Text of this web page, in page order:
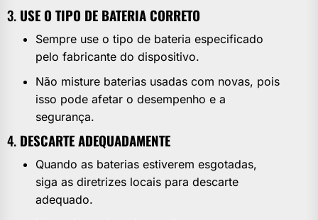
3. USE O TIPO DE BATERIA CORRETO
Sempre use o tipo de bateria especificado
pelo fabricante do dispositivo.
Não misture baterias usadas com novas, pois
isso pode afetar o desempenho e a
segurança.
4. DESCARTE ADEQUADAMENTE
Quando as baterias estiverem esgotadas,
siga as diretrizes locais para descarte
adequado.